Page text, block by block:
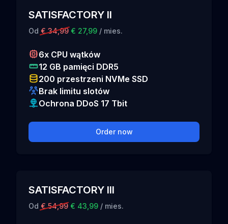
SATISFACTORY II
Od € 34,99 € 27,99 / mies.
6x CPU wątków
12 GB pamięci DDR5
200 przestrzeni NVMe SSD
Brak limitu slotów
Ochrona DDoS 17 Tbit
Order now
SATISFACTORY III
Od € 54,99 € 43,99 / mies.